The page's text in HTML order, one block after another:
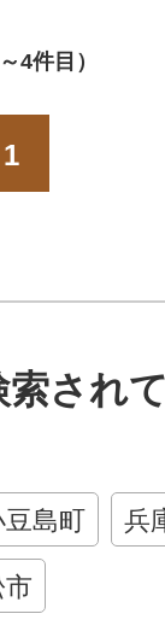
4件目）
1
され
島町 兵